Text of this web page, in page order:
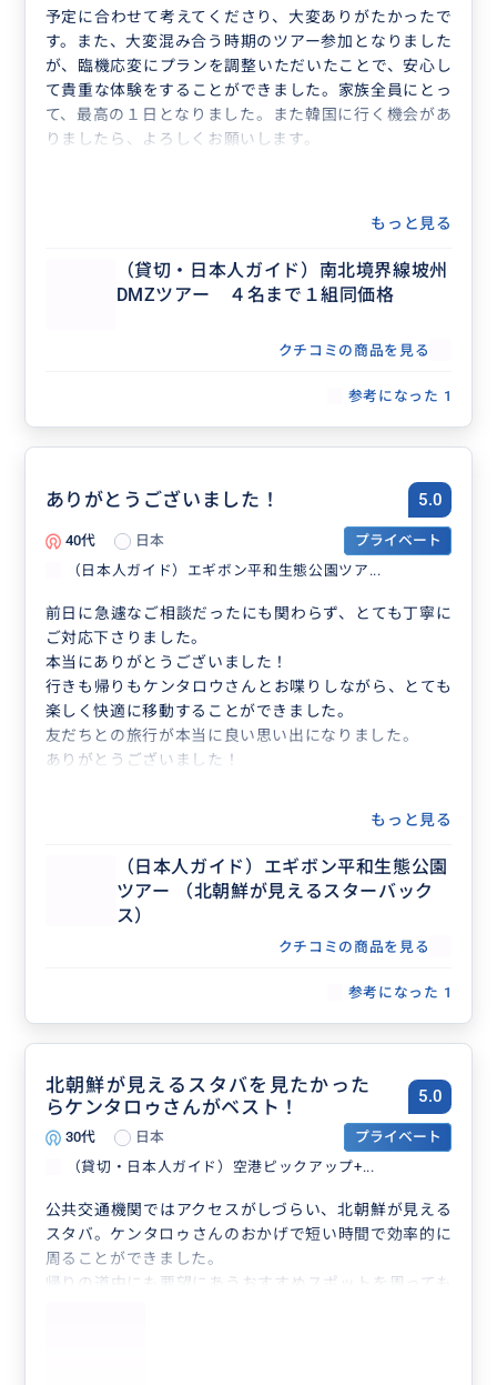
予定に合わせて考えてくださり、大変ありがたかったで
す。また、大変混み合う時期のツアー参加となりました
が、臨機応変にプランを調整いただいたことで、安心し
て貴重な体験をすることができました。家族全員にとっ
て、最高の１日となりました。また韓国に行く機会があ
りましたら、よろしくお願いします。
もっと見る
（貸切・日本人ガイド）南北境界線坡州
DMZツアー ４名まで１組同価格
クチコミの商品を見る
参考になった 1
ありがとうございました！ 5.0
40代 日本
プライベート
（日本人ガイド）エギボン平和生態公園ツア...
前日に急遽なご相談だったにも関わらず、とても丁寧に
ご対応下さりました。
本当にありがとうございました！
行きも帰りもケンタロウさんとお喋りしながら、とても
楽しく快適に移動することができました。
友だちとの旅行が本当に良い思い出になりました。
ありがとうございました！
もっと見る
（日本人ガイド）エギボン平和生態公園
ツアー （北朝鮮が見えるスターバック
ス）
クチコミの商品を見る
参考になった 1
北朝鮮が見えるスタバを見たかった
らケンタロゥさんがベスト！
5.0
30代 日本
プライベート
（貸切・日本人ガイド）空港ピックアップ+...
公共交通機関ではアクセスがしづらい、北朝鮮が見える
スタバ。ケンタロゥさんのおかげで短い時間で効率的に
周ることができました。
帰りの道中にも要望にあうおすすめスポットを周っても